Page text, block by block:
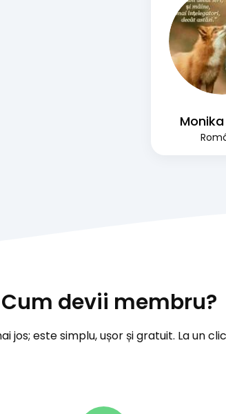
Cum devii membru?
jos; este simplu, ușor și gratuit. La un